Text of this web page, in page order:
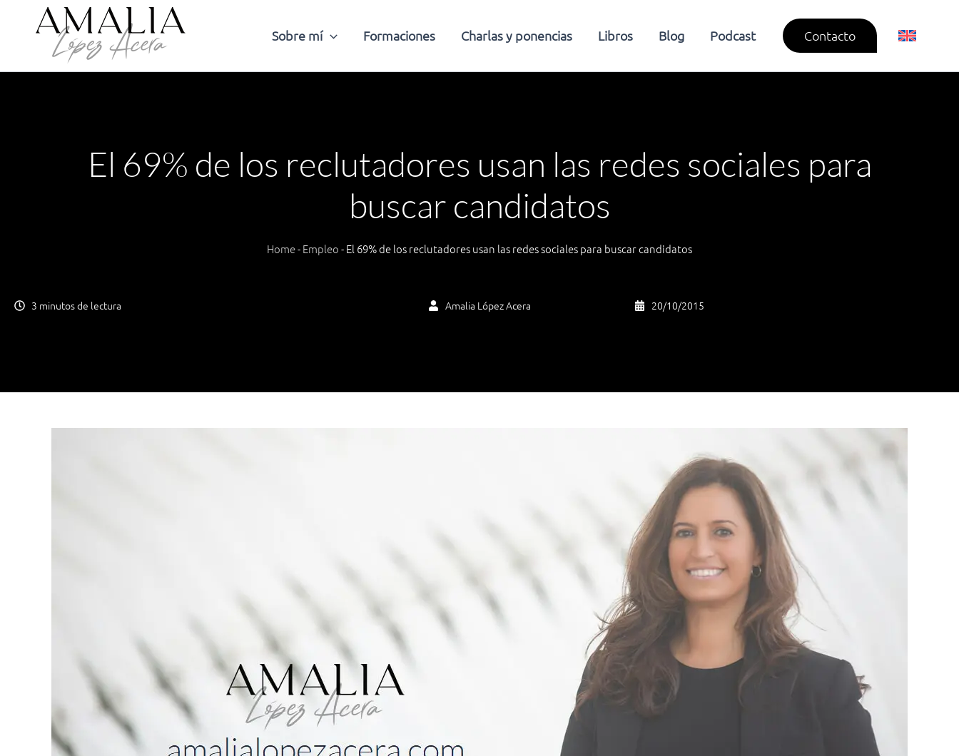
contenido
Sobre mí Formaciones Charlas y ponencias Libros Blog Podcast Contacto
El 69% de los reclutadores usan las redes sociales para
buscar candidatos
Home-Empleo-El 69% de los reclutadores usan las redes sociales para buscar candidatos
3 minutos de lectura Amalia López Acera 20/10/2015